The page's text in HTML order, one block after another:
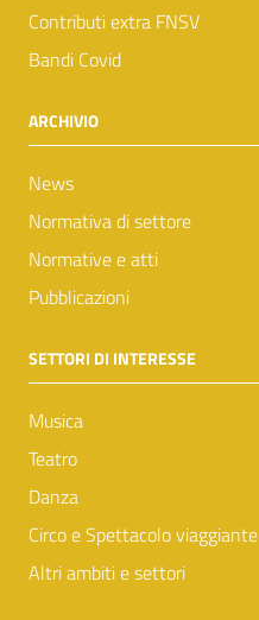
Contributi extra FNSV
Bandi Covid
ARCHIVIO
News
Normativa di settore
Normative e atti
Pubblicazioni
SETTORI DI INTERESSE
Musica
Teatro
Danza
Circo e Spettacolo viaggiante
Altri ambiti e settori